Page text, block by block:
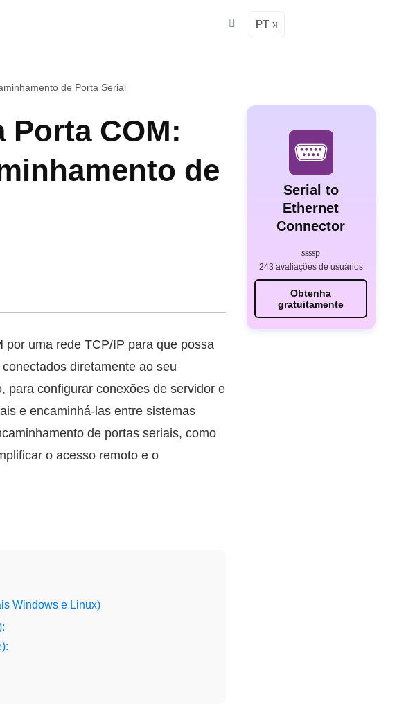
PT
de Porta Serial
COM:
de
uma rede TCP/IP para que possa
diretamente ao seu
para configurar conexões de servidor e
e encaminhá-las entre sistemas
de portas seriais, como
o acesso remoto e o
Windows e Linux)
Serial to
Ethernet
Connector
243 avaliações de usuários
Obtenha
gratuitamente